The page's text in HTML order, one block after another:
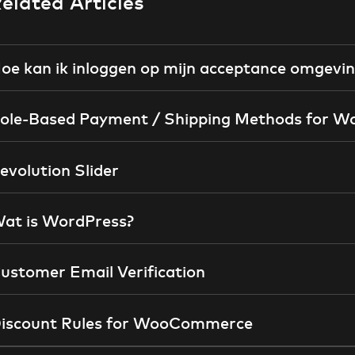
kan ik inloggen op mijn acceptance
Based Payment / Shipping Methods for
Slider
is WordPress?
Email Verification
Rules for WooCommerce